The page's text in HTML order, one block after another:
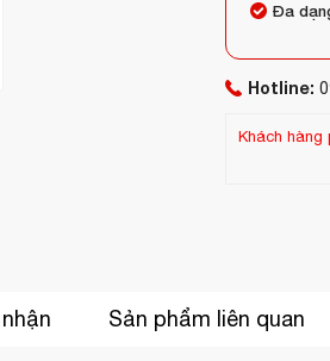
Đa
Hotline:
Khách hàng
Sản phẩm liên quan